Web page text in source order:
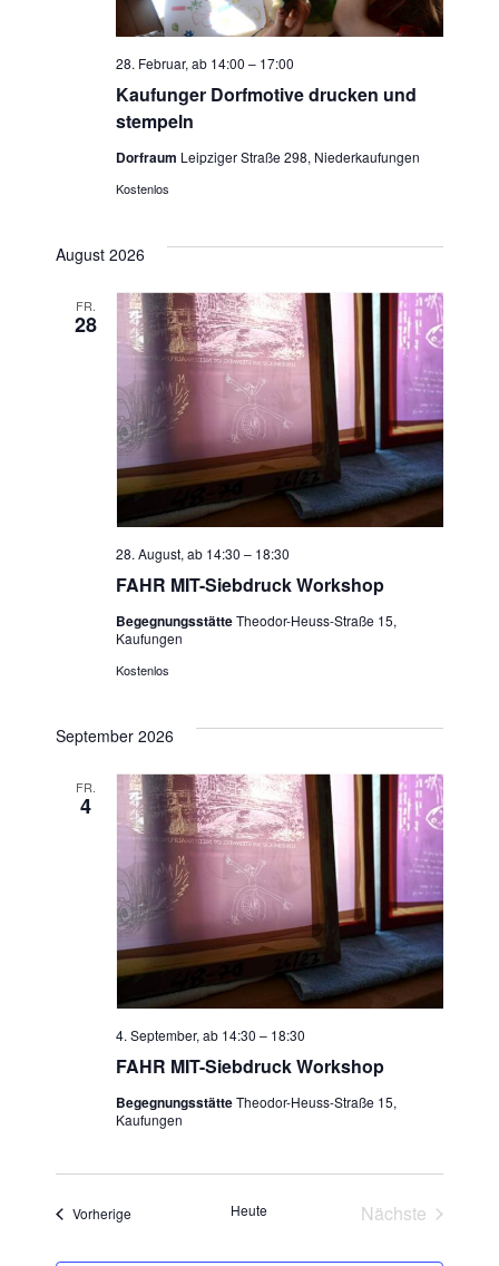
Kaufunger Dorfmotive drucken und
stempeln
28. Februar, ab 14:00 – 17:00
Dorfraum Leipziger Straße 298, Niederkaufungen
Kostenlos
August 2026
FR.
28
FAHR MIT-Siebdruck Workshop
28. August, ab 14:30 – 18:30
BegegnungsstätteTheodor-Heuss-Straße 15,
Kaufungen
Kostenlos
September 2026
FR.
4
FAHR MIT-Siebdruck Workshop
4. September, ab 14:30 – 18:30
BegegnungsstätteTheodor-Heuss-Straße 15,
Kaufungen
VorherigeVeranstaltungen Heute
Nächste